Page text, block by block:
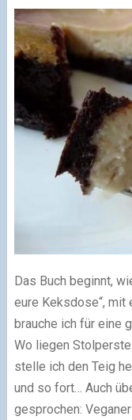
Das Buch beginnt,
eure Keksdose“, mit
brauche ich für eine
Wo liegen
stelle ich den Teig
und so fort… Auch
gesprochen: